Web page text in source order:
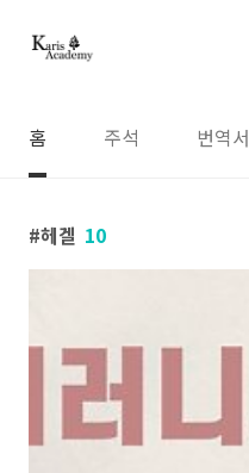
홈 주석 번역서
헤겔 10